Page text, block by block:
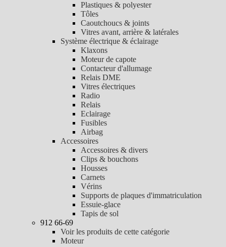
Plastiques & polyester
Tôles
Caoutchoucs & joints
Vitres avant, arrière & latérales
Système électrique & éclairage
Klaxons
Moteur de capote
Contacteur d'allumage
Relais DME
Vitres électriques
Radio
Relais
Eclairage
Fusibles
Airbag
Accessoires
Accessoires & divers
Clips & bouchons
Housses
Carnets
Vérins
Supports de plaques d'immatriculation
Essuie-glace
Tapis de sol
912 66-69
Voir les produits de cette catégorie
Moteur